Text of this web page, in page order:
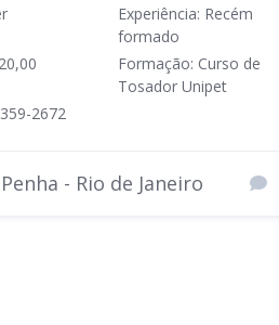
Experiência: Recém
formado
Formação: Curso de
Tosador Unipet
2672
- Rio de Janeiro